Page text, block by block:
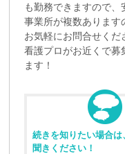
も勤務できますので、
事業所が複数あります
お気軽にお問合せくだ
看護プロがお近くで募
ます！
続きを知りたい場合
聞きください！